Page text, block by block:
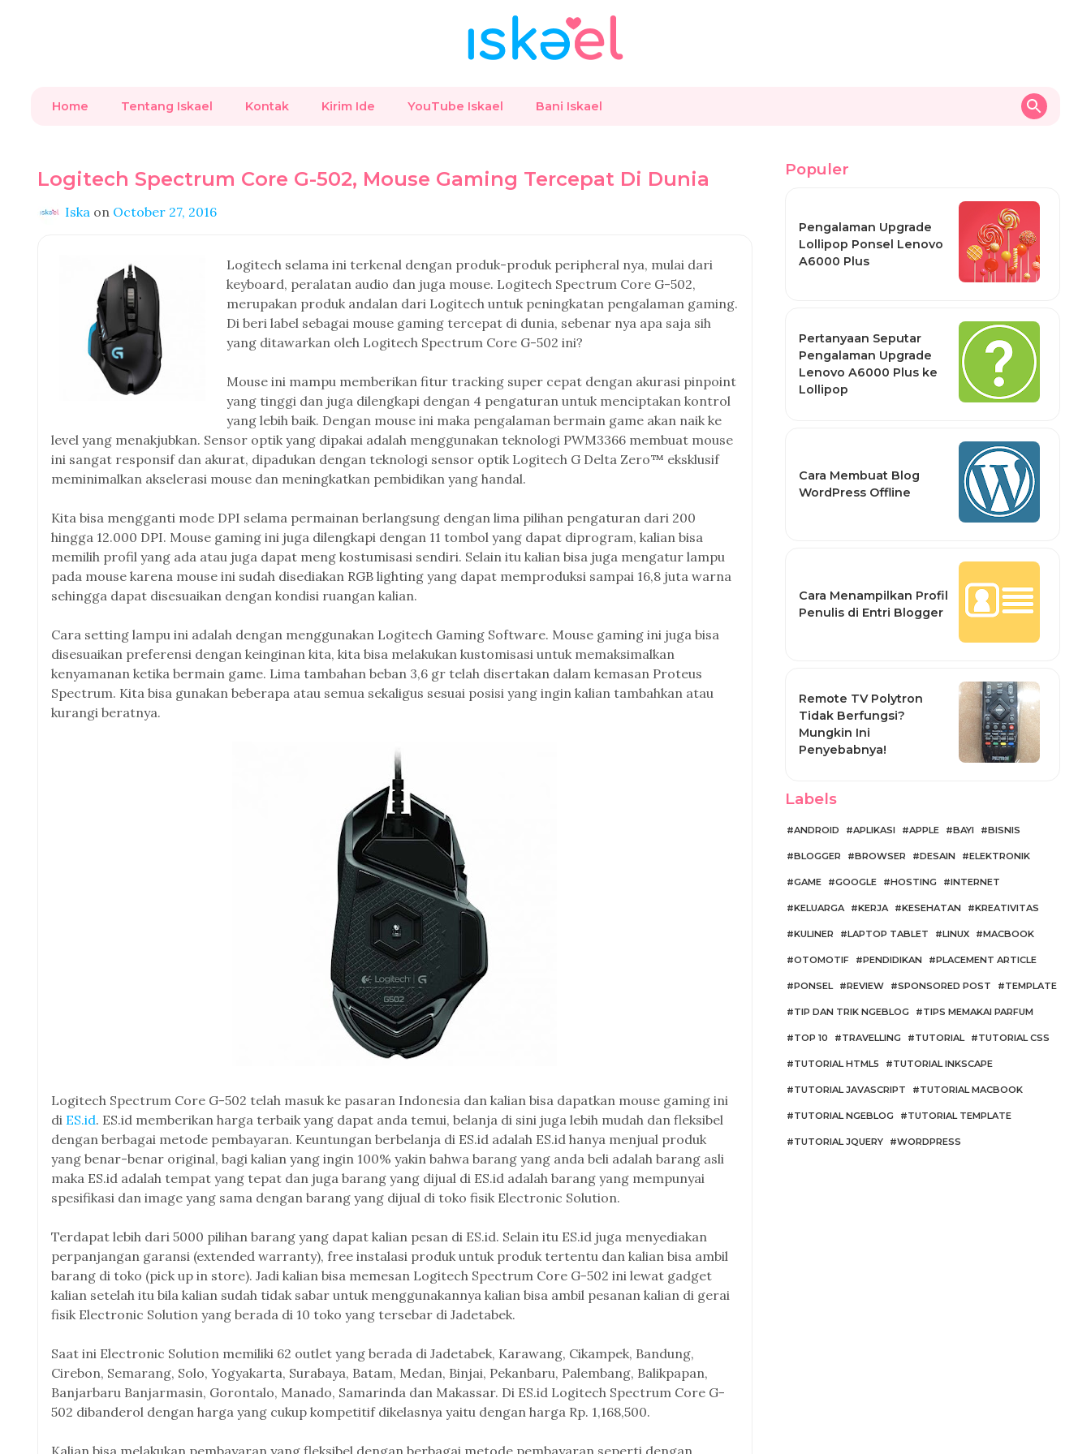
Home Tentang Iskael Kontak Kirim Ide YouTube Iskael Bani Iskael
Logitech Spectrum Core G-502, Mouse Gaming Tercepat Di Dunia
Iska on October 27, 2016
Logitech selama ini terkenal dengan produk-produk peripheral nya, mulai dari
keyboard, peralatan audio dan juga mouse. Logitech Spectrum Core G-502,
merupakan produk andalan dari Logitech untuk peningkatan pengalaman gaming.
Di beri label sebagai mouse gaming tercepat di dunia, sebenar nya apa saja sih
yang ditawarkan oleh Logitech Spectrum Core G-502 ini?
Mouse ini mampu memberikan fitur tracking super cepat dengan akurasi pinpoint
yang tinggi dan juga dilengkapi dengan 4 pengaturan untuk menciptakan kontrol
yang lebih baik. Dengan mouse ini maka pengalaman bermain game akan naik ke
level yang menakjubkan. Sensor optik yang dipakai adalah menggunakan teknologi PWM3366 membuat mouse
ini sangat responsif dan akurat, dipadukan dengan teknologi sensor optik Logitech G Delta Zero™ eksklusif
meminimalkan akselerasi mouse dan meningkatkan pembidikan yang handal.
Kita bisa mengganti mode DPI selama permainan berlangsung dengan lima pilihan pengaturan dari 200
hingga 12.000 DPI. Mouse gaming ini juga dilengkapi dengan 11 tombol yang dapat diprogram, kalian bisa
memilih profil yang ada atau juga dapat meng kostumisasi sendiri. Selain itu kalian bisa juga mengatur lampu
pada mouse karena mouse ini sudah disediakan RGB lighting yang dapat memproduksi sampai 16,8 juta warna
sehingga dapat disesuaikan dengan kondisi ruangan kalian.
Cara setting lampu ini adalah dengan menggunakan Logitech Gaming Software. Mouse gaming ini juga bisa
disesuaikan preferensi dengan keinginan kita, kita bisa melakukan kustomisasi untuk memaksimalkan
kenyamanan ketika bermain game. Lima tambahan beban 3,6 gr telah disertakan dalam kemasan Proteus
Spectrum. Kita bisa gunakan beberapa atau semua sekaligus sesuai posisi yang ingin kalian tambahkan atau
kurangi beratnya.
Logitech Spectrum Core G-502 telah masuk ke pasaran Indonesia dan kalian bisa dapatkan mouse gaming ini
di ES.id. ES.id memberikan harga terbaik yang dapat anda temui, belanja di sini juga lebih mudah dan fleksibel
dengan berbagai metode pembayaran. Keuntungan berbelanja di ES.id adalah ES.id hanya menjual produk
yang benar-benar original, bagi kalian yang ingin 100% yakin bahwa barang yang anda beli adalah barang asli
maka ES.id adalah tempat yang tepat dan juga barang yang dijual di ES.id adalah barang yang mempunyai
spesifikasi dan image yang sama dengan barang yang dijual di toko fisik Electronic Solution.
Terdapat lebih dari 5000 pilihan barang yang dapat kalian pesan di ES.id. Selain itu ES.id juga menyediakan
perpanjangan garansi (extended warranty), free instalasi produk untuk produk tertentu dan kalian bisa ambil
barang di toko (pick up in store). Jadi kalian bisa memesan Logitech Spectrum Core G-502 ini lewat gadget
kalian setelah itu bila kalian sudah tidak sabar untuk menggunakannya kalian bisa ambil pesanan kalian di gerai
fisik Electronic Solution yang berada di 10 toko yang tersebar di Jadetabek.
Saat ini Electronic Solution memiliki 62 outlet yang berada di Jadetabek, Karawang, Cikampek, Bandung,
Cirebon, Semarang, Solo, Yogyakarta, Surabaya, Batam, Medan, Binjai, Pekanbaru, Palembang, Balikpapan,
Banjarbaru Banjarmasin, Gorontalo, Manado, Samarinda dan Makassar. Di ES.id Logitech Spectrum Core G-
502 dibanderol dengan harga yang cukup kompetitif dikelasnya yaitu dengan harga Rp. 1,168,500.
Kalian bisa melakukan pembayaran yang fleksibel dengan berbagai metode pembayaran seperti dengan
Populer
Pengalaman Upgrade
Lollipop Ponsel Lenovo
A6000 Plus
Pertanyaan Seputar
Pengalaman Upgrade
Lenovo A6000 Plus ke
Lollipop
Cara Membuat Blog
WordPress Offline
Cara Menampilkan Profil
Penulis di Entri Blogger
Remote TV Polytron
Tidak Berfungsi?
Mungkin Ini
Penyebabnya!
Labels
ANDROID APLIKASI APPLE BAYI BISNIS
BLOGGER BROWSER DESAIN ELEKTRONIK
GAME GOOGLE HOSTING INTERNET
KELUARGA KERJA KESEHATAN KREATIVITAS
KULINER LAPTOP TABLET LINUX MACBOOK
OTOMOTIF PENDIDIKAN PLACEMENT ARTICLE
PONSEL REVIEW SPONSORED POST TEMPLATE
TIP DAN TRIK NGEBLOG TIPS MEMAKAI PARFUM
TOP 10 TRAVELLING TUTORIAL TUTORIAL CSS
TUTORIAL HTML5 TUTORIAL INKSCAPE
TUTORIAL JAVASCRIPT TUTORIAL MACBOOK
TUTORIAL NGEBLOG TUTORIAL TEMPLATE
TUTORIAL JQUERY WORDPRESS